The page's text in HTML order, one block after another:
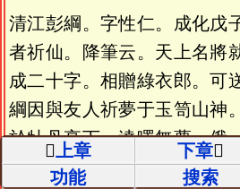
清江彭綱。字性仁。成化戊
者祈仙。降筆云。天上名將
成二十字。相贈綠衣郎。可
綱因與友人祈夢于玉笥山神
於牡丹亭下。達曙無夢。俄
牡丹亭下百花魁。豈亭下有
上章 下章
功能
搜索